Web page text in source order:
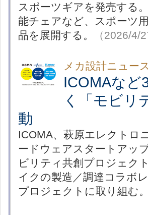
スポーツギアを発売する
能チェアなど、スポーツ
品を展開する。
（2026/4/
メカ設計ニュー
ICOMAなど
く「モビリ
動
ICOMA、萩原エレクトロ
ードウェアスタートアッ
ビリティ共創プロジェク
イクの製造／調達コラボ
プロジェクトに取り組む。